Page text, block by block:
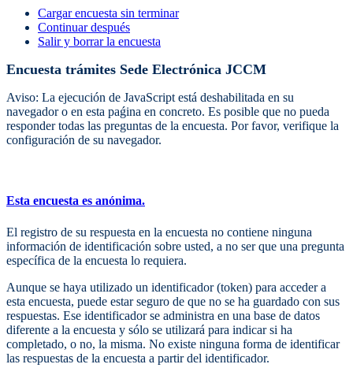
Cargar encuesta sin terminar
Continuar después
Salir y borrar la encuesta
Encuesta trámites Sede Electrónica JCCM
Aviso: La ejecución de JavaScript está deshabilitada en su
navegador o en esta paǵina en concreto. Es posible que no pueda
responder todas las preguntas de la encuesta. Por favor, verifique la
configuración de su navegador.
Esta encuesta es anónima.
El registro de su respuesta en la encuesta no contiene ninguna
información de identificación sobre usted, a no ser que una pregunta
específica de la encuesta lo requiera.
Aunque se haya utilizado un identificador (token) para acceder a
esta encuesta, puede estar seguro de que no se ha guardado con sus
respuestas. Ese identificador se administra en una base de datos
diferente a la encuesta y sólo se utilizará para indicar si ha
completado, o no, la misma. No existe ninguna forma de identificar
las respuestas de la encuesta a partir del identificador.